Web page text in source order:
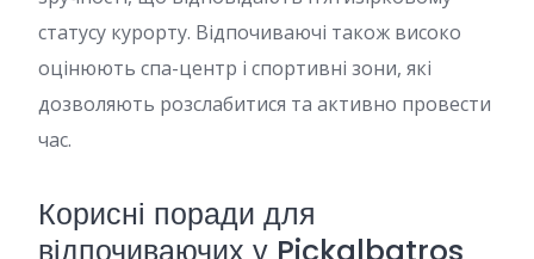
статусу курорту. Відпочиваючі також високо
оцінюють спа-центр і спортивні зони, які
дозволяють розслабитися та активно провести
час.
Корисні поради для
відпочиваючих у Pickalbatros